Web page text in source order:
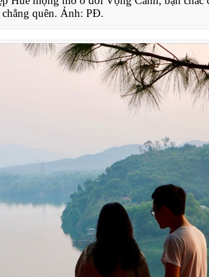
chẳng quên. Ảnh: PĐ.